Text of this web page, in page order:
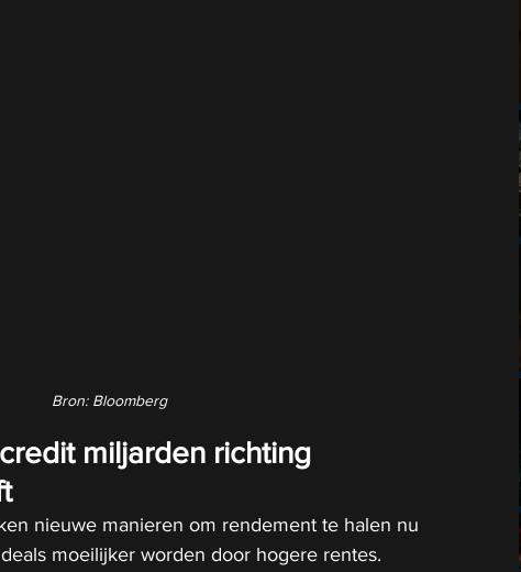
Bron: Bloomberg
miljarden richting
nieuwe manieren om rendement te halen nu
moeilijker worden door hogere rentes.